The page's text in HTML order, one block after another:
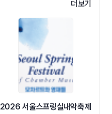
더보기
2026 서울스프링실내악축제